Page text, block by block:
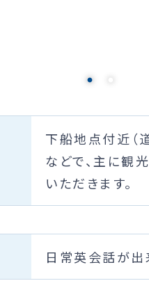
下船地点付近（
などで、主に観
いただきます。
日常英会話が出